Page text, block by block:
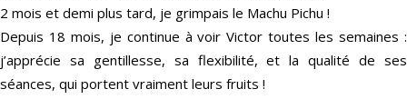
2 mois et demi plus tard, je grimpais le Machu Pichu !
Depuis 18 mois, je continue à voir Victor toutes les semaines :
j’apprécie sa gentillesse, sa flexibilité, et la qualité de ses
séances, qui portent vraiment leurs fruits !